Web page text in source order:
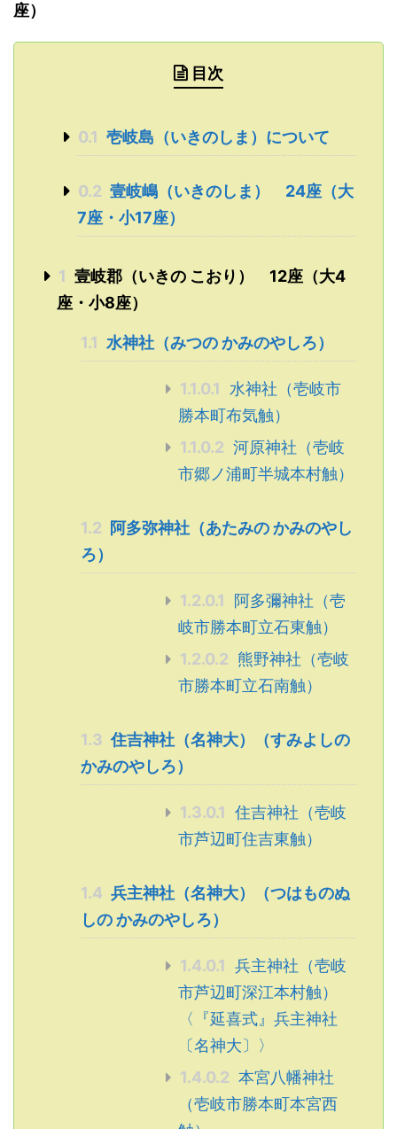
座）
目次
0.1 壱岐島（いきのしま）について
0.2 壹岐嶋（いきのしま） 24座（大
7座・小17座）
1 壹岐郡（いきの こおり） 12座（大4
座・小8座）
1.1 水神社（みつの かみのやしろ）
1.1.0.1
水神社（壱岐市
勝本町布気触）
1.1.0.2 河原神社（壱岐
市郷ノ浦町半城本村触）
1.2
阿多弥神社（あたみの かみのやし
ろ）
1.2.0.1
阿多彌神社（壱
岐市勝本町立石東触）
1.2.0.2 熊野神社（壱岐
市勝本町立石南触）
1.3 住吉神社（名神大）（すみよしの
かみのやしろ）
1.3.0.1
住吉神社（壱岐
市芦辺町住吉東触）
1.4 兵主神社（名神大）（つはものぬ
しの かみのやしろ）
1.4.0.1
兵主神社（壱岐
市芦辺町深江本村触）
〈『延喜式』兵主神社
〔名神大〕〉
1.4.0.2 本宮八幡神社
（壱岐市勝本町本宮西